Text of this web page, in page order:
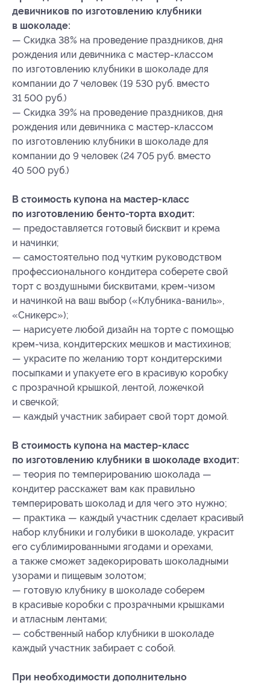
девичников по изготовлению клубники
в шоколаде:
— Скидка 38% на проведение праздников, дня
рождения или девичника с мастер-классом
по изготовлению клубники в шоколаде для
компании до 7 человек (19 530 руб. вместо
31 500 руб.)
— Скидка 39% на проведение праздников, дня
рождения или девичника с мастер-классом
по изготовлению клубники в шоколаде для
компании до 9 человек (24 705 руб. вместо
40 500 руб.)
В стоимость купона на мастер-класс
по изготовлению бенто-торта входит:
— предоставляется готовый бисквит и крема
и начинки;
— самостоятельно под чутким руководством
профессионального кондитера соберете свой
торт с воздушными бисквитами, крем-чизом
и начинкой на ваш выбор («Клубника-ваниль»,
«Сникерс»);
— нарисуете любой дизайн на торте с помощью
крем-чиза, кондитерских мешков и мастихинов;
— украсите по желанию торт кондитерскими
посыпками и упакуете его в красивую коробку
с прозрачной крышкой, лентой, ложечкой
и свечкой;
— каждый участник забирает свой торт домой.
В стоимость купона на мастер-класс
по изготовлению клубники в шоколаде входит:
— теория по темперированию шоколада —
кондитер расскажет вам как правильно
темперировать шоколад и для чего это нужно;
— практика — каждый участник сделает красивый
набор клубники и голубики в шоколаде, украсит
его сублимированными ягодами и орехами,
а также сможет задекорировать шоколадными
узорами и пищевым золотом;
— готовую клубнику в шоколаде соберем
в красивые коробки с прозрачными крышками
и атласным лентами;
— собственный набор клубники в шоколаде
каждый участник забирает с собой.
При необходимости дополнительно